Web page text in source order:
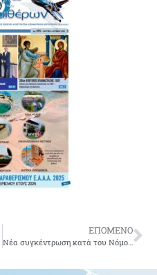
ΕΠΟΜΕΝΟ
Νέα συγκέντρωση κατά του Νόμου Κατρούγκαλου